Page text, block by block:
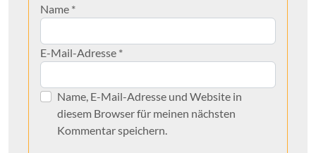
Name *
E-Mail-Adresse *
Name, E-Mail-Adresse und Website in
diesem Browser für meinen nächsten
Kommentar speichern.